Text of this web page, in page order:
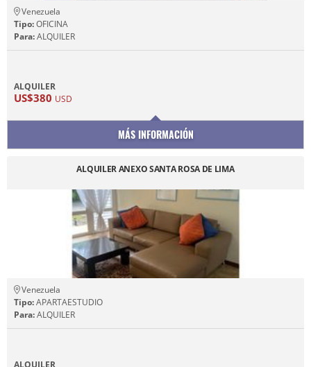
Venezuela
Tipo:OFICINA
Para:ALQUILER
ALQUILER
US$380 USD
MÁS INFORMACIÓN
ALQUILER ANEXO SANTA ROSA DE LIMA
Venezuela
Tipo:APARTAESTUDIO
Para:ALQUILER
ALQUILER